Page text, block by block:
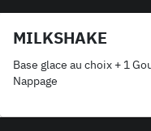
MILKSHAKE
Base glace au choix + 1
Nappage